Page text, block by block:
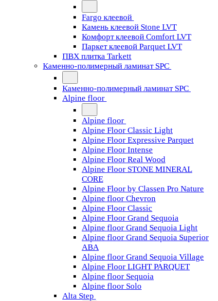
Fargo клеевой
Камень клеевой Stone LVT
Комфорт клеевой Comfort LVT
Паркет клеевой Parquet LVT
ПВХ плитка Tarkett
Каменно-полимерный ламинат SPC
Каменно-полимерный ламинат SPC
Alpine floor
Alpine floor
Alpine Floor Classic Light
Alpine Floor Expressive Parquet
Alpine Floor Intense
Alpine Floor Real Wood
Alpine Floor STONE MINERAL
CORE
Alpine Floor by Classen Pro Nature
Alpine floor Chevron
Alpine Floor Classic
Alpine Floor Grand Sequoia
Alpine floor Grand Sequoia Light
Alpine floor Grand Sequoia Superior
ABA
Alpine floor Grand Sequoia Village
Alpine Floor LIGHT PARQUET
Alpine floor Sequoia
Alpine floor Solo
Alta Step